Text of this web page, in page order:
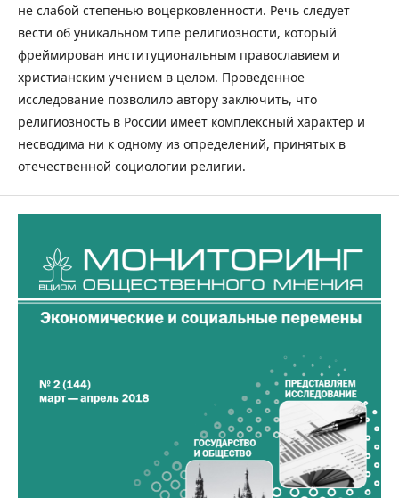
не слабой степенью воцерковленности. Речь следует
вести об уникальном типе религиозности, который
фреймирован институциональным православием и
христианским учением в целом. Проведенное
исследование позволило автору заключить, что
религиозность в России имеет комплексный характер и
несводима ни к одному из определений, принятых в
отечественной социологии религии.